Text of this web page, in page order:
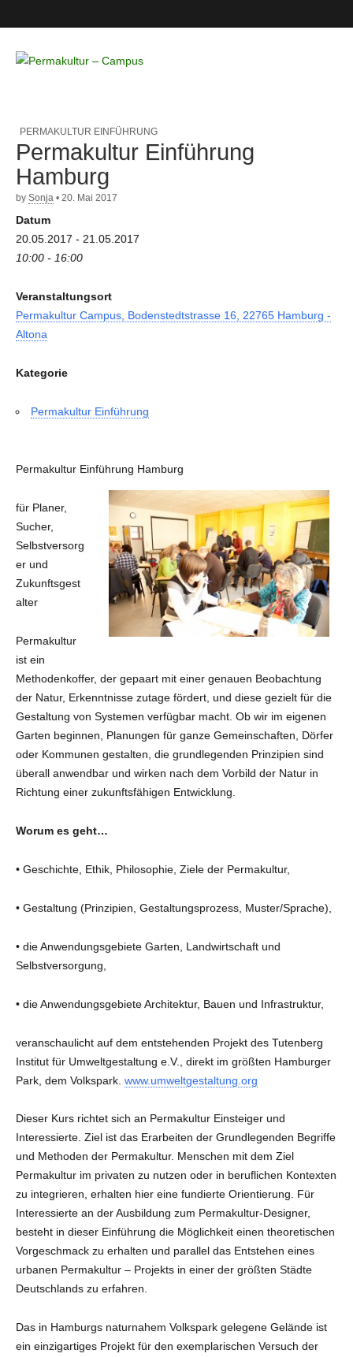
– Campus
PERMAKULTUR EINFÜHRUNG
Permakultur Einführung
Hamburg
by Sonja • 20. Mai 2017
Datum
20.05.2017 - 21.05.2017
10:00 - 16:00
Veranstaltungsort
Permakultur Campus, Bodenstedtstrasse 16, 22765 Hamburg -
Altona
Kategorie
Permakultur Einführung
Permakultur Einführung Hamburg
für Planer,
Sucher,
Selbstversorg
er und
Zukunftsgest
alter
Permakultur
ist ein
Methodenkoffer, der gepaart mit einer genauen Beobachtung
der Natur, Erkenntnisse zutage fördert, und diese gezielt für die
Gestaltung von Systemen verfügbar macht. Ob wir im eigenen
Garten beginnen, Planungen für ganze Gemeinschaften, Dörfer
oder Kommunen gestalten, die grundlegenden Prinzipien sind
überall anwendbar und wirken nach dem Vorbild der Natur in
Richtung einer zukunftsfähigen Entwicklung.
Worum es geht…
• Geschichte, Ethik, Philosophie, Ziele der Permakultur,
• Gestaltung (Prinzipien, Gestaltungsprozess, Muster/Sprache),
• die Anwendungsgebiete Garten, Landwirtschaft und
Selbstversorgung,
• die Anwendungsgebiete Architektur, Bauen und Infrastruktur,
veranschaulicht auf dem entstehenden Projekt des Tutenberg
Institut für Umweltgestaltung e.V., direkt im größten Hamburger
Park, dem Volkspark. www.umweltgestaltung.org
Dieser Kurs richtet sich an Permakultur Einsteiger und
Interessierte. Ziel ist das Erarbeiten der Grundlegenden Begriffe
und Methoden der Permakultur. Menschen mit dem Ziel
Permakultur im privaten zu nutzen oder in beruflichen Kontexten
zu integrieren, erhalten hier eine fundierte Orientierung. Für
Interessierte an der Ausbildung zum Permakultur-Designer,
besteht in dieser Einführung die Möglichkeit einen theoretischen
Vorgeschmack zu erhalten und parallel das Entstehen eines
urbanen Permakultur – Projekts in einer der größten Städte
Deutschlands zu erfahren.
Das in Hamburgs naturnahem Volkspark gelegene Gelände ist
ein einzigartiges Projekt für den exemplarischen Versuch der